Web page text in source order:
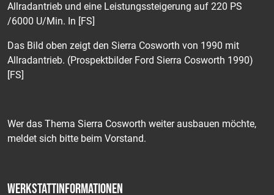
Allradantrieb und eine Leistungssteigerung auf 220 PS
/6000 U/Min. In [FS]
Das Bild oben zeigt den Sierra Cosworth von 1990 mit
Allradantrieb. (Prospektbilder Ford Sierra Cosworth 1990)
[FS]
Wer das Thema Sierra Cosworth weiter ausbauen möchte,
meldet sich bitte beim Vorstand.
Werkstattinformationen